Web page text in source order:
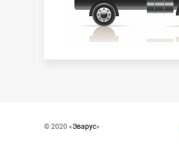
© 2020 «Эварус»